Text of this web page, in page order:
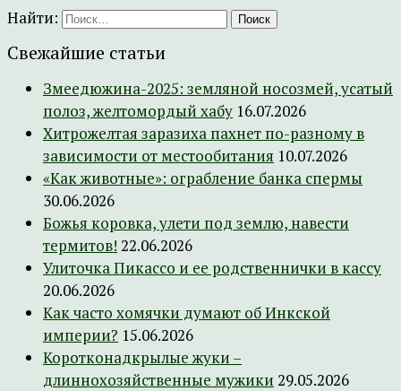
Найти:
Свежайшие статьи
Змеедюжина-2025: земляной носозмей, усатый
полоз, желтомордый хабу 16.07.2026
Хитрожелтая заразиха пахнет по-разному в
зависимости от местообитания 10.07.2026
«Как животные»: ограбление банка спермы
30.06.2026
Божья коровка, улети под землю, навести
термитов! 22.06.2026
Улиточка Пикассо и ее родственнички в кассу
20.06.2026
Как часто хомячки думают об Инкской
империи? 15.06.2026
Коротконадкрылые жуки –
длиннохозяйственные мужики 29.05.2026